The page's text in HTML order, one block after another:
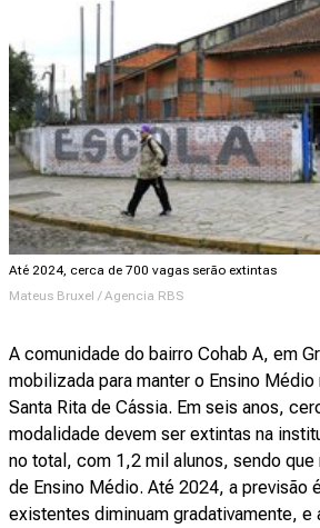
Até 2024, cerca de 700 vagas serão extintas
Mateus Bruxel / Agencia RBS
A comunidade do bairro Cohab A, em
mobilizada para manter o Ensino Médio
Santa Rita de Cássia. Em seis anos,
modalidade devem ser extintas na
no total, com 1,2 mil alunos, sendo que
de Ensino Médio. Até 2024, a previsão
existentes diminuam gradativamente, e